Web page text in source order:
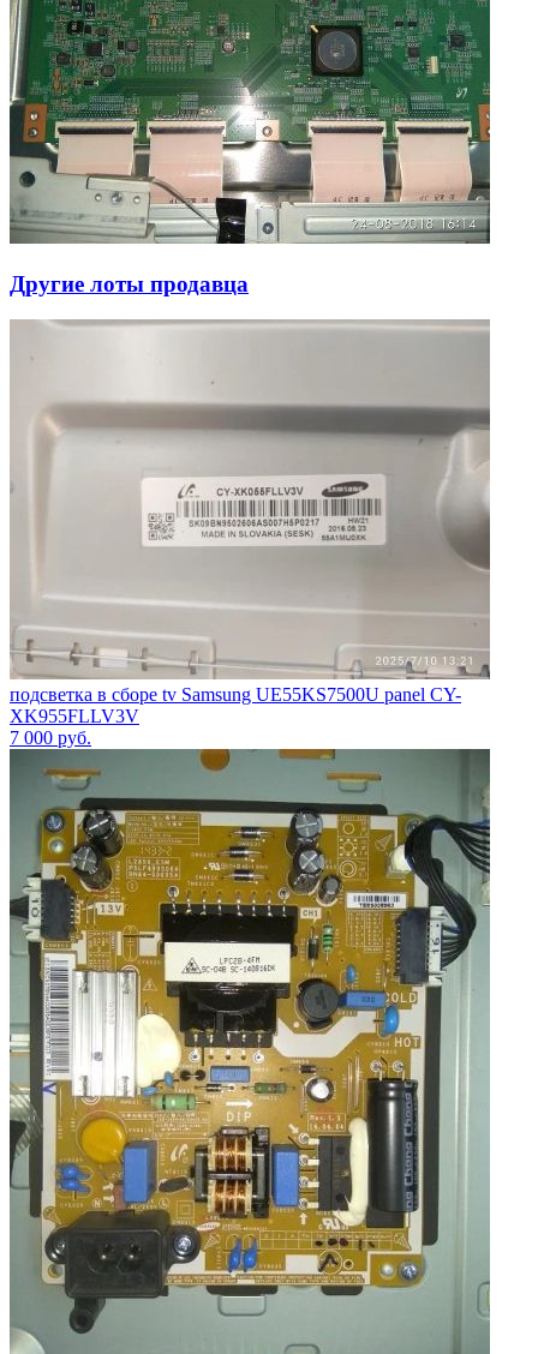
Другие лоты продавца
подсветка в сборе tv Samsung UE55KS7500U panel CY-
XK955FLLV3V
7 000 руб.